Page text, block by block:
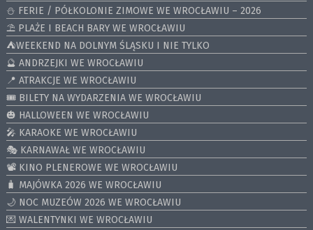
⛄️ FERIE / PÓŁKOLONIE ZIMOWE WE WROCŁAWIU – 2026
⛱️ PLAŻE I BEACH BARY WE WROCŁAWIU
⛺️WEEKEND NA DOLNYM ŚLĄSKU I NIE TYLKO
🔮 ANDRZEJKI WE WROCŁAWIU
📍 ATRAKCJE WE WROCŁAWIU
🎟️ BILETY NA WYDARZENIA WE WROCŁAWIU
🎃 HALLOWEEN WE WROCŁAWIU
🎤 KARAOKE WE WROCŁAWIU
🎭 KARNAWAŁ WE WROCŁAWIU
📽️ KINO PLENEROWE WE WROCŁAWIU
🧳 MAJÓWKA 2026 WE WROCŁAWIU
🌙 NOC MUZEÓW 2026 WE WROCŁAWIU
💌 WALENTYNKI WE WROCŁAWIU